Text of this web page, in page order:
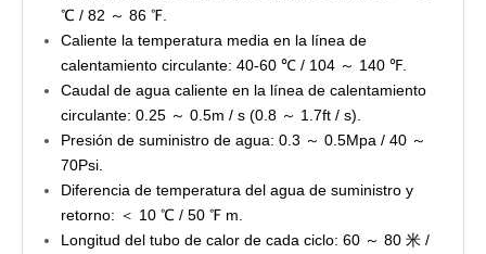
℃ / 82 ～ 86 ℉.
Caliente la temperatura media en la línea de
calentamiento circulante: 40-60 ℃ / 104 ～ 140 ℉.
Caudal de agua caliente en la línea de calentamiento
circulante: 0.25 ～ 0.5m / s (0.8 ～ 1.7ft / s).
Presión de suministro de agua: 0.3 ～ 0.5Mpa / 40 ～
70Psi.
Diferencia de temperatura del agua de suministro y
retorno: ＜ 10 ℃ / 50 ℉ m.
Longitud del tubo de calor de cada ciclo: 60 ～ 80 米 /